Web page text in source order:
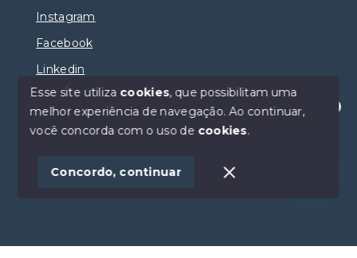
Olá! Estamos disponíveis para te ajudar.
Instagram
Facebook
Linkedin
© Copyright 2026 - Selma Sumaya Corretora - Todos
SITE PARA IMOBILIARIA
Esse site utiliza cookies, que possibilitam uma
melhor experiência de navegação.Ao continuar,
você concorda com o uso de cookies.
Concordo, continuar